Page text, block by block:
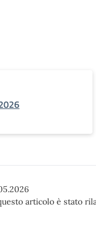
articolo è stato